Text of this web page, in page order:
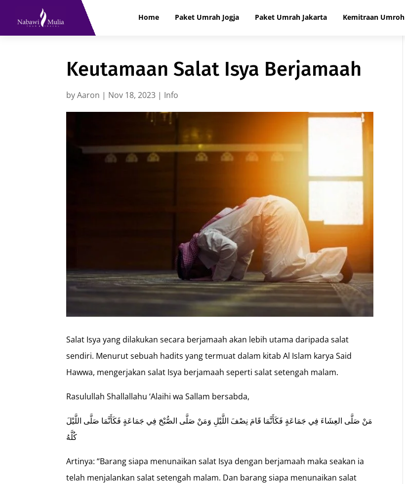
Home Paket Umrah Jogja Paket Umrah Jakarta Kemitraan Umroh
Keutamaan Salat Isya Berjamaah
byAaron | Nov 18, 2023 | Info
Salat Isya yang dilakukan secara berjamaah akan lebih utama daripada salat
sendiri. Menurut sebuah hadits yang termuat dalam kitab Al Islam karya Said
Hawwa, mengerjakan salat Isya berjamaah seperti salat setengah malam.
Rasulullah Shallallahu ‘Alaihi wa Sallam bersabda,
مَنْ صَلَّى العِشَاءَ فِي جَمَاعَةٍ فَكَأَنَّمَا قَامَ نِصْفَ اللَّيْلِ وَمَنْ صَلَّى الصُّبْحَ فِي جَمَاعَةٍ فَكَأَنَّمَا صَلَّى اللَّيْلَ
كُلَّهُ
Artinya: “Barang siapa menunaikan salat Isya dengan berjamaah maka seakan ia
telah menjalankan salat setengah malam. Dan barang siapa menunaikan salat